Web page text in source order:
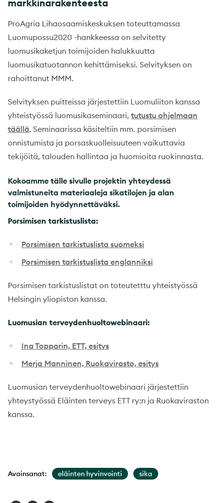
markkinarakenteesta
ProAgria Lihaosaamiskeskuksen toteuttamassa
Luomupossu2020 -hankkeessa on selvitetty
luomusikaketjun toimijoiden halukkuutta
luomusikatuotannon kehittämiseksi. Selvityksen on
rahoittanut MMM.
Selvityksen puitteissa järjestettiin Luomuliiton kanssa
yhteistyössä luomusikaseminaari, tutustu ohjelmaan
täällä. Seminaarissa käsiteltiin mm. porsimisen
onnistumista ja porsaskuolleisuuteen vaikuttavia
tekijöitä, talouden hallintaa ja huomioita ruokinnasta.
Kokoamme tälle sivulle projektin yhteydessä
valmistuneita materiaaleja sikatilojen ja alan
toimijoiden hyödynnettäväksi.
Porsimisen tarkistuslista:
Porsimisen tarkistuslista suomeksi
Porsimisen tarkistuslista englanniksi
Porsimisen tarkistuslistat on toteutetttu yhteistyössä
Helsingin yliopiston kanssa.
Luomusian terveydenhuoltowebinaari:
Ina Topparin, ETT, esitys
Merja Manninen, Ruokavirasto, esitys
Luomusian terveydenhuoltowebinaari järjestettiin
yhteystyössä Eläinten terveys ETT ry:n ja Ruokaviraston
kanssa.
Avainsanat: eläinten hyvinvointi sika